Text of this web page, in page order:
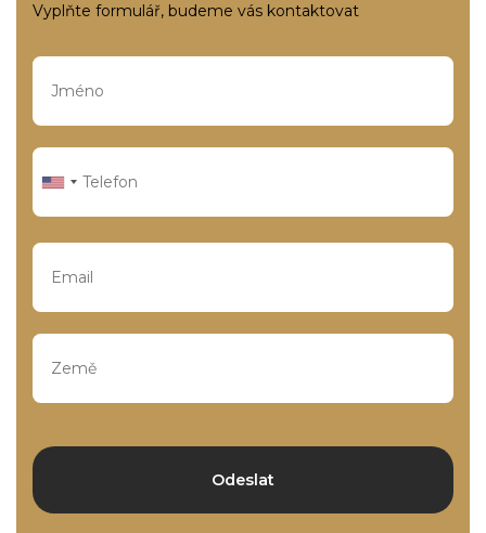
Vyplňte formulář, budeme vás kontaktovat